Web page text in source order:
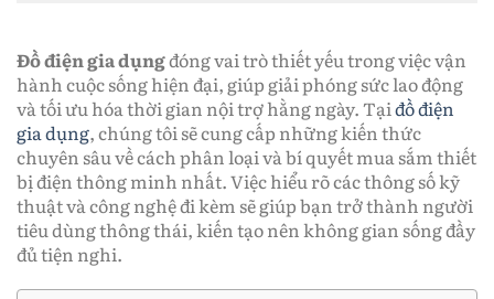
Đồ điện gia dụngđóng vai trò thiết yếu trong việc vận
hành cuộc sống hiện đại, giúp giải phóng sức lao động
và tối ưu hóa thời gian nội trợ hằng ngày. Tạiđồ điện
gia dụng, chúng tôi sẽ cung cấp những kiến thức
chuyên sâu về cách phân loại và bí quyết mua sắm thiết
bị điện thông minh nhất. Việc hiểu rõ các thông số kỹ
thuật và công nghệ đi kèm sẽ giúp bạn trở thành người
tiêu dùng thông thái, kiến tạo nên không gian sống đầy
đủ tiện nghi.